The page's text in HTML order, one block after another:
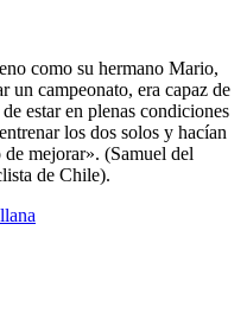
como su hermano Mario,
un campeonato, era capaz de
estar en plenas condiciones
los dos solos y hacían
mejorar». (Samuel del
de Chile).